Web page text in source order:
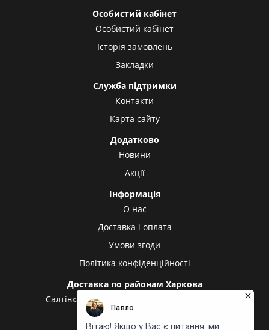
Особистий кабінет
Особистий кабінет
Історія замовлень
Закладки
Служба підтримки
Контакти
Карта сайту
Додатково
Новини
Акції
Інформація
О нас
Доставка і оплата
Умови згоди
Політика конфіденційності
Доставка по районам Харкова
Салтівка
Олексіївка
Центральний ринок